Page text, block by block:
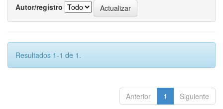
Autor/registro
Resultados 1-1 de 1.
Anterior 1 Siguiente